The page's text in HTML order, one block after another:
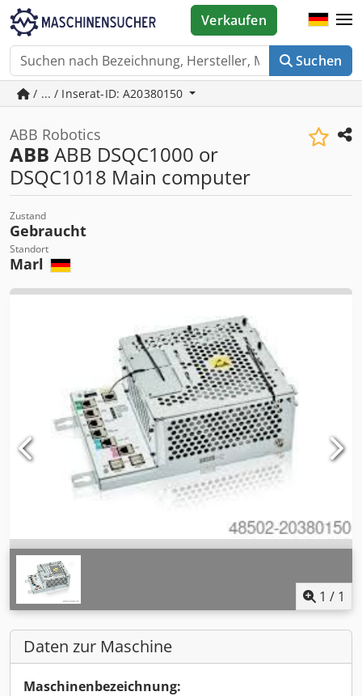
Suchen
Verkaufen
/ ... / Inserat-ID: A20380150
ABB Robotics
ABB ABB DSQC1000 or
DSQC1018 Main computer
Zustand
Gebraucht
Standort
Marl
1 / 1
Daten zur Maschine
Maschinenbezeichnung: